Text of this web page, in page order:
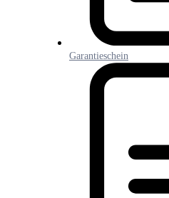
Garantieschein